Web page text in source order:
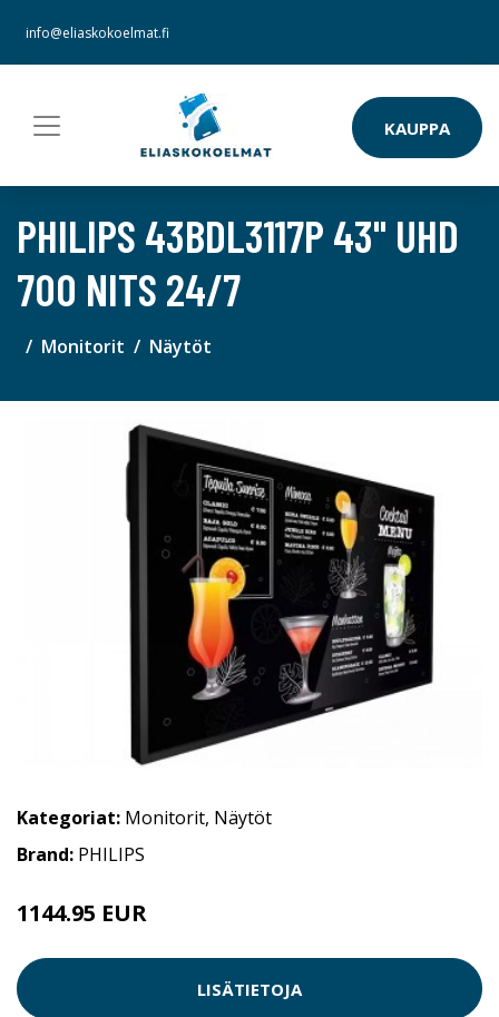
info@eliaskokoelmat.fi
KAUPPA
PHILIPS 43BDL3117P 43" UHD
700 NITS 24/7
Monitorit Näytöt
Kategoriat: Monitorit, Näytöt
Brand: PHILIPS
1144.95 EUR
LISÄTIETOJA